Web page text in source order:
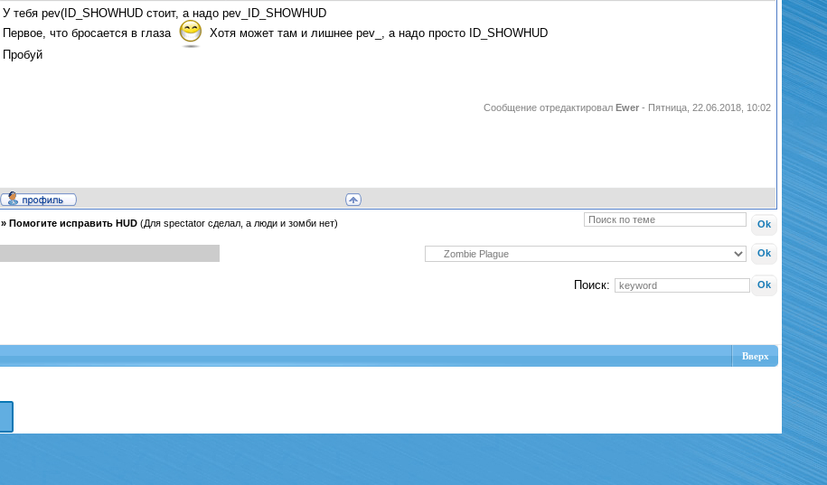
У тебя pev(ID_SHOWHUD стоит, а надо pev_ID_SHOWHUD
Первое, что бросается в глаза
Хотя может там и лишнее pev_, а надо просто ID_SHOWHUD
Пробуй
Сообщение отредактировал Ewer - Пятница, 22.06.2018, 10:02
» Помогите исправить HUD (Для spectator сделал, а люди и зомби нет)
Поиск:
Вверх